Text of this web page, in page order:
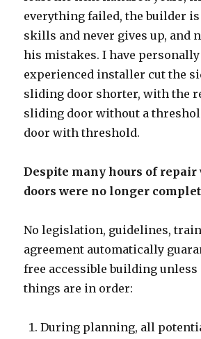
everything failed, the builder
skills and never gives up, and
his mistakes. I have personally
experienced installer cut the
sliding door shorter, with the
sliding door without a
door with threshold.
Despite many hours of repair
doors were no longer
No legislation, guidelines,
agreement automatically
free accessible building unless
things are in order:
During planning, all